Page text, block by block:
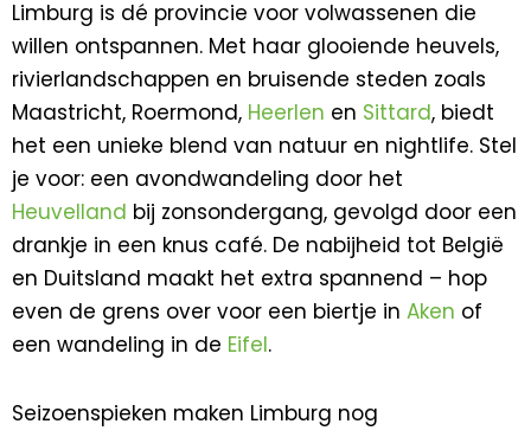
Limburg is dé provincie voor volwassenen die
willen ontspannen. Met haar glooiende heuvels,
rivierlandschappen en bruisende steden zoals
Maastricht, Roermond, Heerlen en Sittard, biedt
het een unieke blend van natuur en nightlife. Stel
je voor: een avondwandeling door het
Heuvelland bij zonsondergang, gevolgd door een
drankje in een knus café. De nabijheid tot België
en Duitsland maakt het extra spannend – hop
even de grens over voor een biertje in Aken of
een wandeling in de Eifel.
Seizoenspieken maken Limburg nog